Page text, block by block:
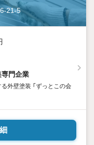
21-5
門企業
外壁塗装 「ずっとこの会